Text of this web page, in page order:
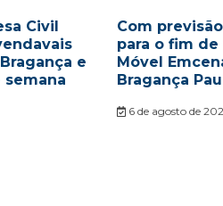
Civil
e
Com
para o fim de
Móvel
Bragança
6 de agosto de